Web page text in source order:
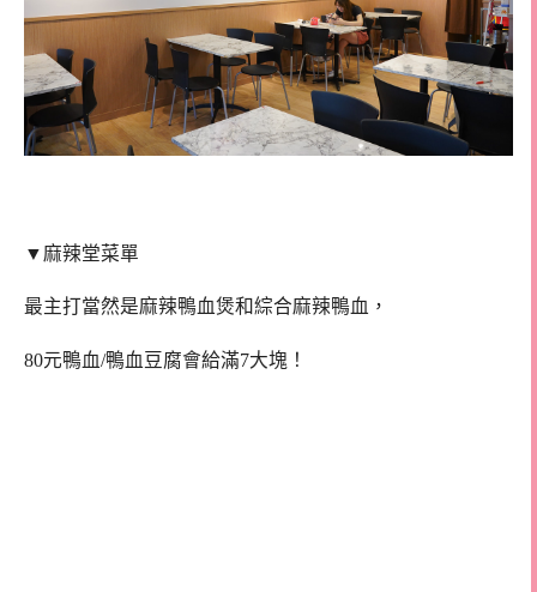
▼麻辣堂菜單
最主打當然是麻辣鴨血煲和綜合麻辣鴨血，
80元鴨血/鴨血豆腐會給滿7大塊！